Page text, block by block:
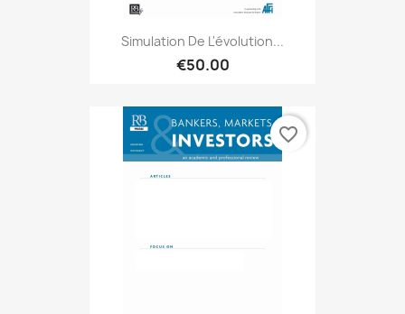
Simulation De L'évolution...
€50.00
favorite_border